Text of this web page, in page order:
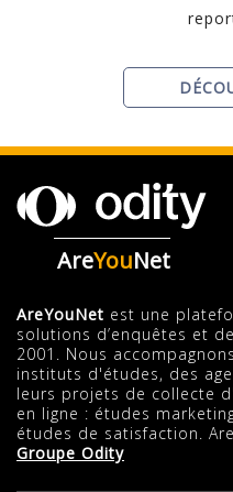
AreYouNet
AreYouNet est une
solutions d’enquêtes et
2001. Nous
instituts d'études, des
leurs projets de collecte
en ligne : études
études de satisfaction.
Groupe Odity